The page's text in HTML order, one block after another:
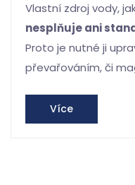
Vlastní zdroj vody,
nesplňuje ani
Proto je nutné ji
převařováním, či
Více